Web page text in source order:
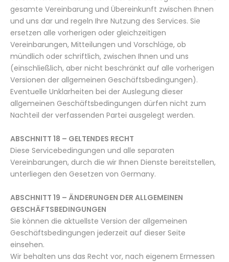
gesamte Vereinbarung und Übereinkunft zwischen Ihnen
und uns dar und regeln Ihre Nutzung des Services. Sie
ersetzen alle vorherigen oder gleichzeitigen
Vereinbarungen, Mitteilungen und Vorschläge, ob
mündlich oder schriftlich, zwischen Ihnen und uns
(einschließlich, aber nicht beschränkt auf alle vorherigen
Versionen der allgemeinen Geschäftsbedingungen).
Eventuelle Unklarheiten bei der Auslegung dieser
allgemeinen Geschäftsbedingungen dürfen nicht zum
Nachteil der verfassenden Partei ausgelegt werden.
ABSCHNITT 18 – GELTENDES RECHT
Diese Servicebedingungen und alle separaten
Vereinbarungen, durch die wir Ihnen Dienste bereitstellen,
unterliegen den Gesetzen von Germany.
ABSCHNITT 19 – ÄNDERUNGEN DER ALLGEMEINEN
GESCHÄFTSBEDINGUNGEN
Sie können die aktuellste Version der allgemeinen
Geschäftsbedingungen jederzeit auf dieser Seite
einsehen.
Wir behalten uns das Recht vor, nach eigenem Ermessen